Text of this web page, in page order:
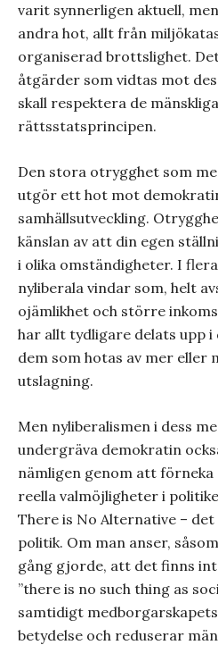
varit synnerligen aktuell,
andra hot, allt från
organiserad brottslighet.
åtgärder som vidtas mot
skall respektera de
rättsstatsprincipen.
Den stora otrygghet som
utgör ett hot mot
samhällsutveckling.
känslan av att din egen
i olika omständigheter. I
nyliberala vindar som, helt
ojämlikhet och större
har allt tydligare delats upp i
dem som hotas av mer eller
utslagning.
Men nyliberalismen i dess
undergräva demokratin
nämligen genom att
reella valmöjligheter i
There is No Alternative –
politik. Om man anser,
gång gjorde, att det finns
”there is no such thing as
samtidigt
betydelse och reduserar